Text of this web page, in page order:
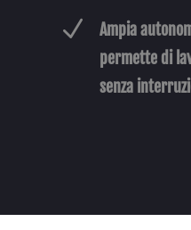
N
Ampia
permette di
senza